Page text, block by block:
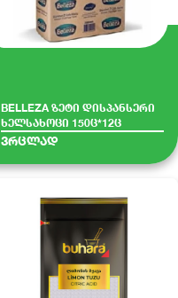
BELLEZA ზეტი დისპანსერი
ხელსახოცი 150ც*12ც
ვრცლად